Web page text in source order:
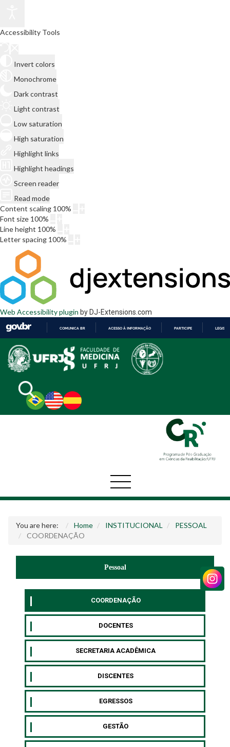
Accessibility Tools
Invert colors
Monochrome
Dark contrast
Light contrast
Low saturation
High saturation
Highlight links
Highlight headings
Screen reader
Read mode
Content scaling 100%
Font size 100%
Line height 100%
Letter spacing 100%
Web Accessibility plugin by DJ-Extensions.com
PARA
O
CONTEÚDO
COMUNICA BR ACESSO À INFORMAÇÃO PARTICIPE
You are here: Home INSTITUCIONAL
PESSOAL
COORDENAÇÃO
Pessoal
COORDENAÇÃO
DOCENTES
SECRETARIA ACADÊMICA
DISCENTES
EGRESSOS
GESTÃO